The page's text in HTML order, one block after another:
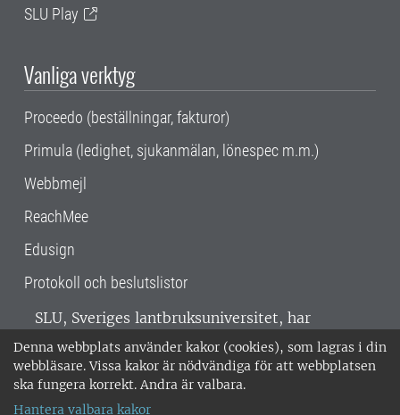
Denna webbplats använder kakor (cookies), som lagras i din
webbläsare. Vissa kakor är nödvändiga för att webbplatsen
ska fungera korrekt. Andra är valbara.
Hantera valbara kakor
SLU Play
Vanliga verktyg
Proceedo (beställningar, fakturor)
Primula (ledighet, sjukanmälan, lönespec m.m.)
Webbmejl
ReachMee
Edusign
Protokoll och beslutslistor
SLU, Sveriges lantbruksuniversitet, har
verksamhet över hela Sverige. Huvudorter är
Alnarp, Uppsala och Umeå.SLU är
miljöcertifierat enligt ISO 14001. •
018-67 10 00 • Org nr: 202100-2817 •